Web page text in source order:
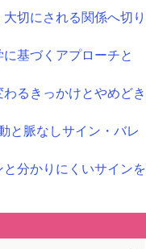
切にされる関係へ切り
基づくアプローチと
るきっかけとやめどき
と脈なしサイン・バレ
分かりにくいサインを